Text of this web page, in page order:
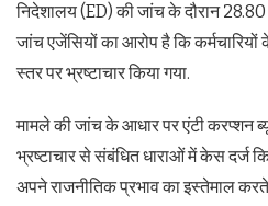
निदेशालय (ED) की जांच के दौरान
जांच एजेंसियों का आरोप है कि
स्तर पर भ्रष्टाचार किया गया.
मामले की जांच के आधार पर एंटी करप्शन
भ्रष्टाचार से संबंधित धाराओं में केस दर्ज
अपने राजनीतिक प्रभाव का इस्तेमाल